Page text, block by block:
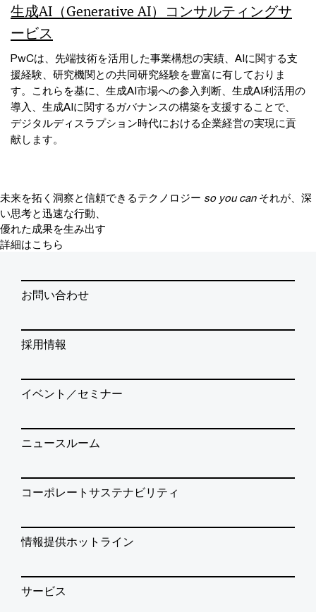
生成AI（Generative AI）コンサルティングサ
ービス
PwCは、先端技術を活用した事業構想の実績、AIに関する支
援経験、研究機関との共同研究経験を豊富に有しておりま
す。これらを基に、生成AI市場への参入判断、生成AI利活用の
導入、生成AIに関するガバナンスの構築を支援することで、
デジタルディスラプション時代における企業経営の実現に貢
献します。
未来を拓く洞察と信頼できるテクノロジー so you can それが、深
い思考と迅速な行動、
優れた成果を生み出す
詳細はこちら
お問い合わせ
採用情報
イベント／セミナー
ニュースルーム
コーポレートサステナビリティ
情報提供ホットライン
サービス